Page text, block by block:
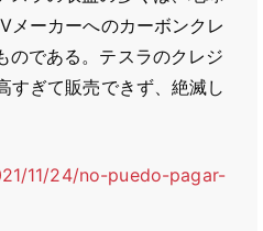
メーカーへのカーボンクレ
のである。テスラのクレジ
すぎて販売できず、絶滅し
11/24/no-puedo-pagar-